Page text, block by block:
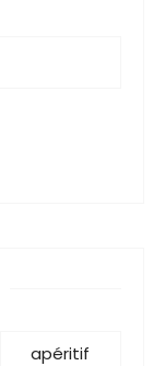
apéritif